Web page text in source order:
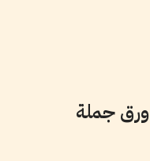
ورق جملة